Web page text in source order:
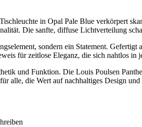
in Opal Pale Blue verkörpert
Die sanfte, diffuse Lichtverteilung
sondern ein Statement.
für zeitlose Eleganz, die sich nahtlos
und Funktion. Die Louis Poulsen
alle, die Wert auf nachhaltiges Design